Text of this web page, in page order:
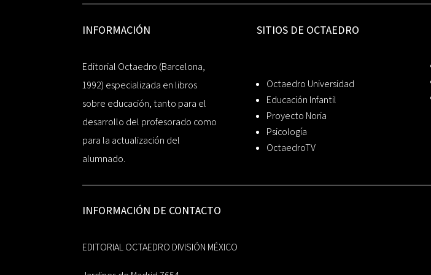
INFORMACIÓN
Editorial Octaedro (Barcelona,
1992) especializada en libros
sobre educación, tanto para el
desarrollo del profesorado como
para la actualización del
alumnado.
SITIOS DE OCTAEDRO
Octaedro Universidad
Educación Infantil
Proyecto Noria
Psicología
OctaedroTV
INFORMACIÓN DE CONTACTO
EDITORIAL OCTAEDRO DIVISIÓN MÉXICO